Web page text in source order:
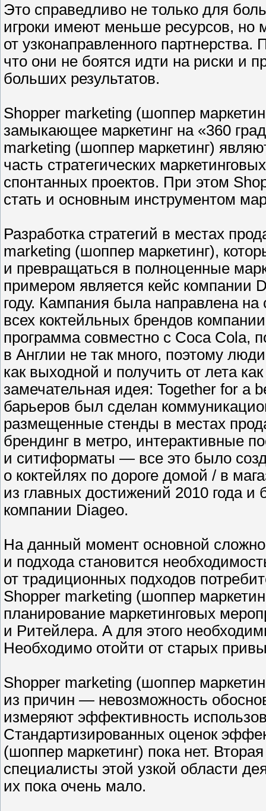
Это справедливо не только для
игроки имеют меньше ресурсов, но
от узконаправленного
что они не боятся идти на риски и
больших результатов.
Shopper marketing (шоппер
замыкающее маркетинг на «360
marketing (шоппер маркетинг)
часть стратегических
спонтанных проектов. При этом
стать и основным инструментом
Разработка стратегий в местах
marketing (шоппер маркетинг),
и превращаться в полноценные
примером является кейс компании
году. Кампания была направлена
всех коктейльных брендов
программа совместно с Coca Cola,
в Англии не так много, поэтому
как выходной и получить от лета
замечательная идея: Together for a
барьеров был сделан
размещенные стенды в местах
брендинг в метро, интерактивные
и ситиформаты — все это было
о коктейлях по дороге домой / в
из главных достижений 2010 года
компании Diageo.
На данный момент основной
и подхода становится
от традиционных подходов
Shopper marketing (шоппер
планирование маркетинговых
и Ритейлера. А для этого
Необходимо отойти от старых
Shopper marketing (шоппер
из причин — невозможность
измеряют эффективность
Стандартизированных оценок
(шоппер маркетинг) пока нет.
специалисты этой узкой области
их пока очень мало.